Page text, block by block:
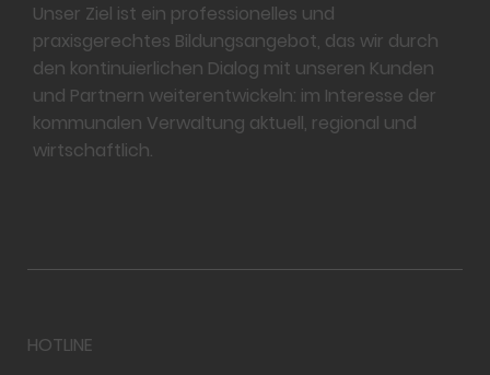
Unser Ziel ist ein professionelles und
praxisgerechtes Bildungsangebot, das wir durch
den kontinuierlichen Dialog mit unseren Kunden
und Partnern weiterentwickeln: im Interesse der
kommunalen Verwaltung aktuell, regional und
wirtschaftlich.
HOTLINE